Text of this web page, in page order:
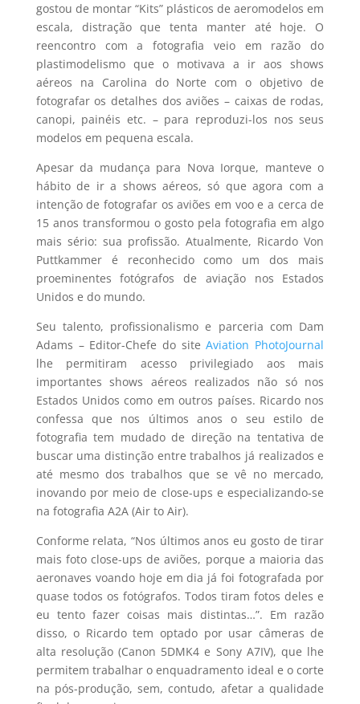
gostou de montar “Kits” plásticos de aeromodelos em
escala, distração que tenta manter até hoje. O
reencontro com a fotografia veio em razão do
plastimodelismo que o motivava a ir aos shows
aéreos na Carolina do Norte com o objetivo de
fotografar os detalhes dos aviões – caixas de rodas,
canopi, painéis etc. – para reproduzi-los nos seus
modelos em pequena escala.
Apesar da mudança para Nova Iorque, manteve o
hábito de ir a shows aéreos, só que agora com a
intenção de fotografar os aviões em voo e a cerca de
15 anos transformou o gosto pela fotografia em algo
mais sério: sua profissão. Atualmente, Ricardo Von
Puttkammer é reconhecido como um dos mais
proeminentes fotógrafos de aviação nos Estados
Unidos e do mundo.
Seu talento, profissionalismo e parceria com Dam
Adams – Editor-Chefe do siteAviation PhotoJournal
lhe permitiram acesso privilegiado aos mais
importantes shows aéreos realizados não só nos
Estados Unidos como em outros países. Ricardo nos
confessa que nos últimos anos o seu estilo de
fotografia tem mudado de direção na tentativa de
buscar uma distinção entre trabalhos já realizados e
até mesmo dos trabalhos que se vê no mercado,
inovando por meio de close-ups e especializando-se
na fotografia A2A (Air to Air).
Conforme relata, “Nos últimos anos eu gosto de tirar
mais foto close-ups de aviões, porque a maioria das
aeronaves voando hoje em dia já foi fotografada por
quase todos os fotógrafos. Todos tiram fotos deles e
eu tento fazer coisas mais distintas…”. Em razão
disso, o Ricardo tem optado por usar câmeras de
alta resolução (Canon 5DMK4 e Sony A7IV), que lhe
permitem trabalhar o enquadramento ideal e o corte
na pós-produção, sem, contudo, afetar a qualidade